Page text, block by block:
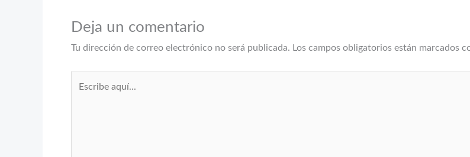
Deja un comentario
Tu dirección de correo electrónico no será publicada. Los campos obligatorios están marcados